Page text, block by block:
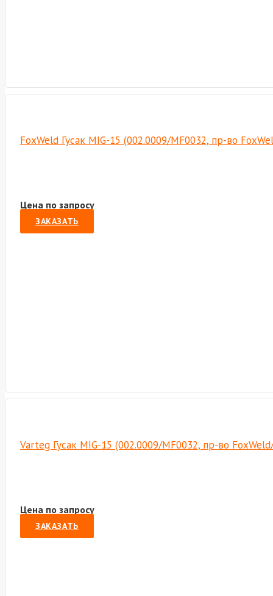
FoxWeld Гусак MIG-15 (002.0009/MF0032, пр-во
Цена по запросу
ЗАКАЗАТЬ
Varteg Гусак MIG-15 (002.0009/MF0032, пр-во
Цена по запросу
ЗАКАЗАТЬ